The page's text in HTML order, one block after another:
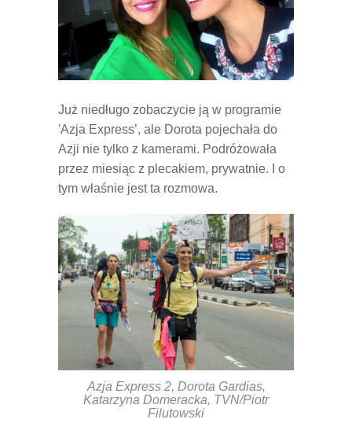
Już niedługo zobaczycie ją w programie
'Azja Express’, ale Dorota pojechała do
Azji nie tylko z kamerami. Podróżowała
przez miesiąc z plecakiem, prywatnie. I o
tym właśnie jest ta rozmowa.
Azja Express 2, Dorota Gardias,
Katarzyna Domeracka, TVN/Piotr
Filutowski